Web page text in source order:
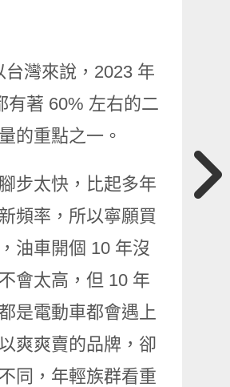
灣來說，2023 年
有著 60% 左右的二
的重點之一。
步太快，比起多年
頻率，所以寧願買
油車開個 10 年沒
會太高，但 10 年
是電動車都會遇上
爽爽賣的品牌，卻
同，年輕族群看重